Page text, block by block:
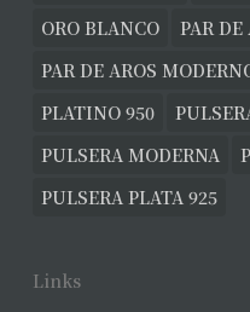
ORO BLANCO
PAR DE
PAR DE AROS
PLATINO 950
PULSERA MODERNA
PULSERA PLATA 925
Links